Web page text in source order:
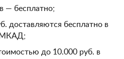
— бесплатно;
доставляются бесплатно в
МКАД;
до 10.000 руб. в